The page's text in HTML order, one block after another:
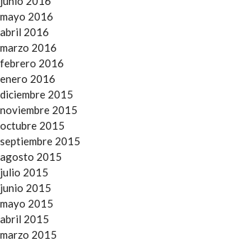
mayo 2016
abril 2016
marzo 2016
febrero 2016
enero 2016
diciembre 2015
noviembre 2015
octubre 2015
septiembre 2015
agosto 2015
julio 2015
junio 2015
mayo 2015
abril 2015
marzo 2015